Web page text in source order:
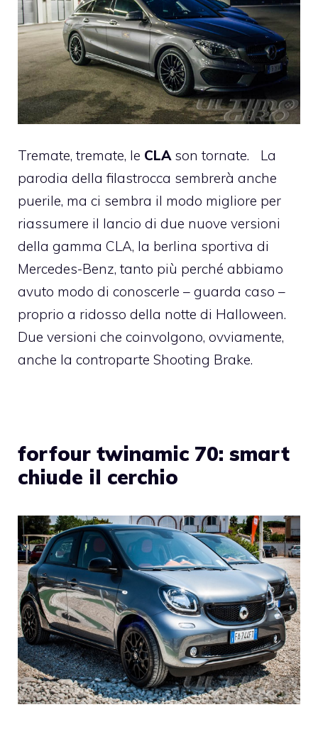
Tremate, tremate, le CLAson tornate. La
parodia della filastrocca sembrerà anche
puerile, ma ci sembra il modo migliore per
riassumere il lancio di due nuove versioni
della gamma CLA, la berlina sportiva di
Mercedes-Benz, tanto più perché abbiamo
avuto modo di conoscerle – guarda caso –
proprio a ridosso della notte di Halloween.
Due versioni che coinvolgono, ovviamente,
anche la controparte Shooting Brake.
forfour twinamic 70: smart
chiude il cerchio